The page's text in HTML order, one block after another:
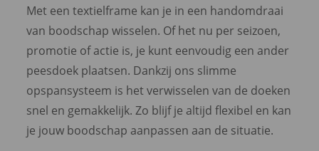
Met een textielframe kan je in een handomdraai
van boodschap wisselen. Of het nu per seizoen,
promotie of actie is, je kunt eenvoudig een ander
peesdoek plaatsen. Dankzij ons slimme
opspansysteem is het verwisselen van de doeken
snel en gemakkelijk. Zo blijf je altijd flexibel en kan
je jouw boodschap aanpassen aan de situatie.